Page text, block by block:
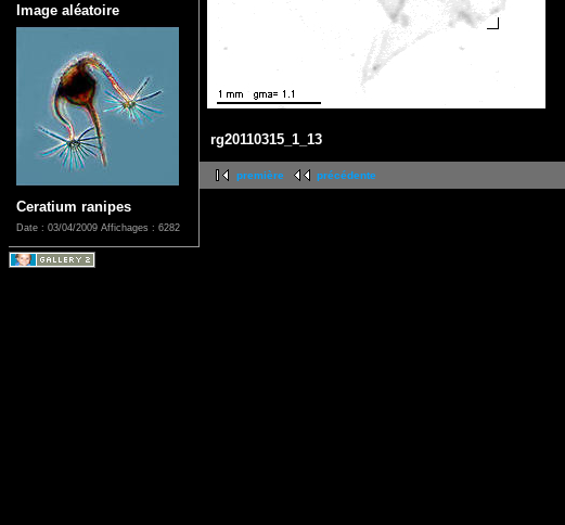
Image aléatoire
Ceratium ranipes
Date : 03/04/2009 Affichages : 6282
rg20110315_1_13
première précédente